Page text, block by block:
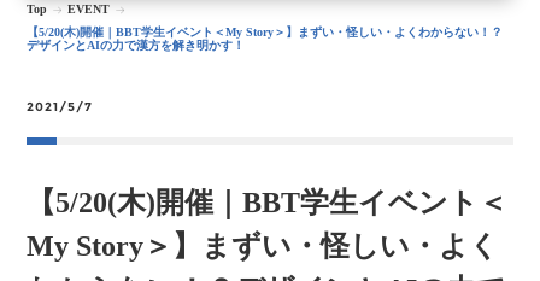
Top
EVENT
【5/20(木)開催｜BBT学生イベント＜My Story＞】まずい・怪しい・よくわからない！？
デザインとAIの力で漢方を解き明かす！
2021/5/7
【5/20(木)開催｜BBT学生イベント＜
My Story＞】まずい・怪しい・よく